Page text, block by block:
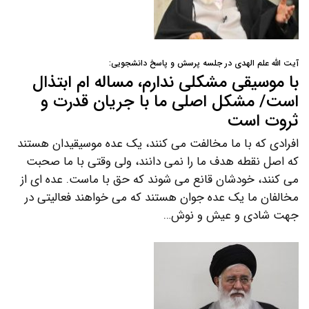
آیت الله علم الهدی در جلسه پرسش و پاسخ دانشجویی:
با موسیقی مشکلی ندارم، مساله ام ابتذال
است/ مشکل اصلی ما با جریان قدرت و
ثروت است
افرادی که با ما مخالفت می کنند، یک عده موسیقیدان هستند
که اصل نقطه هدف ما را نمی دانند، ولی وقتی با ما صحبت
می کنند، خودشان قانع می شوند که حق با ماست. عده ای از
مخالفان ما یک عده جوان هستند که می خواهند فعالیتی در
جهت شادی و عیش و نوش…